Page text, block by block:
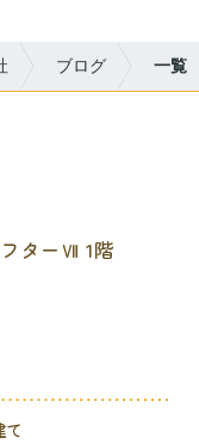
ブログ 一覧
ターⅦ 1階